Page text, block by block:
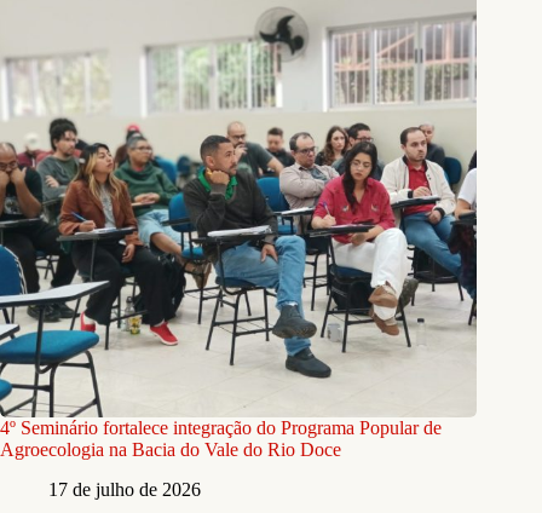
4º Seminário fortalece integração do Programa Popular de
Agroecologia na Bacia do Vale do Rio Doce
17 de julho de 2026